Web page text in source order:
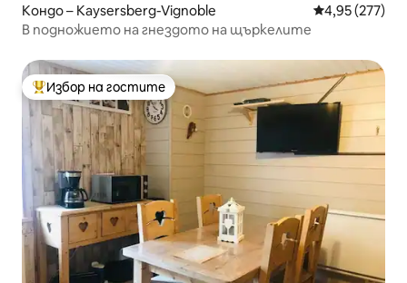
Кондо – Kaysersberg-Vignoble Средна
4,95 (277)
В подножието на гнездото на щъркелите
Най-популярен избор на гостите
Избор на гостите